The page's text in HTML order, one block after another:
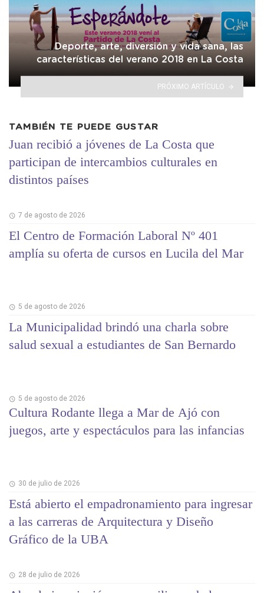
Deporte, arte, diversión y vida sana, las
características del verano 2018 en La Costa
PRÓXIMO ARTÍCULO
TAMBIÉN TE PUEDE GUSTAR
Juan recibió a jóvenes de La Costa que
participan de intercambios culturales en
distintos países
7 de agosto de 2026
El Centro de Formación Laboral Nº 401
amplía su oferta de cursos en Lucila del Mar
5 de agosto de 2026
La Municipalidad brindó una charla sobre
salud sexual a estudiantes de San Bernardo
5 de agosto de 2026
Cultura Rodante llega a Mar de Ajó con
juegos, arte y espectáculos para las infancias
30 de julio de 2026
Está abierto el empadronamiento para ingresar
a las carreras de Arquitectura y Diseño
Gráfico de la UBA
28 de julio de 2026